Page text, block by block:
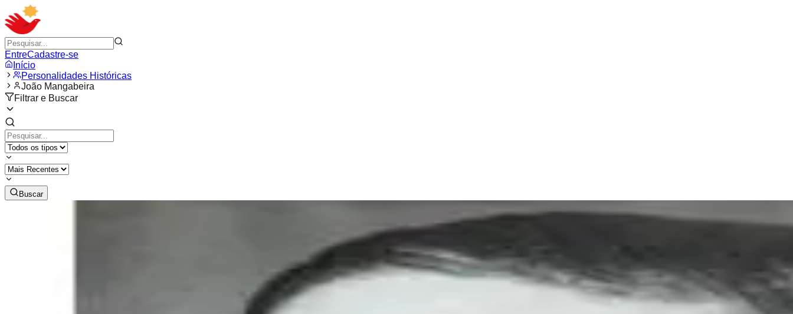
EntreCadastre-se
Início
Personalidades Históricas
João Mangabeira
Filtrar e Buscar
Buscar